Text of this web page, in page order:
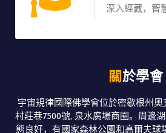
深入經藏，智
關於學會
宇宙規律國際佛學會位於密歇根州
村莊巷7500號, 泉水廣場商圈。周邊
態良好，有國家森林公園和高爾夫球